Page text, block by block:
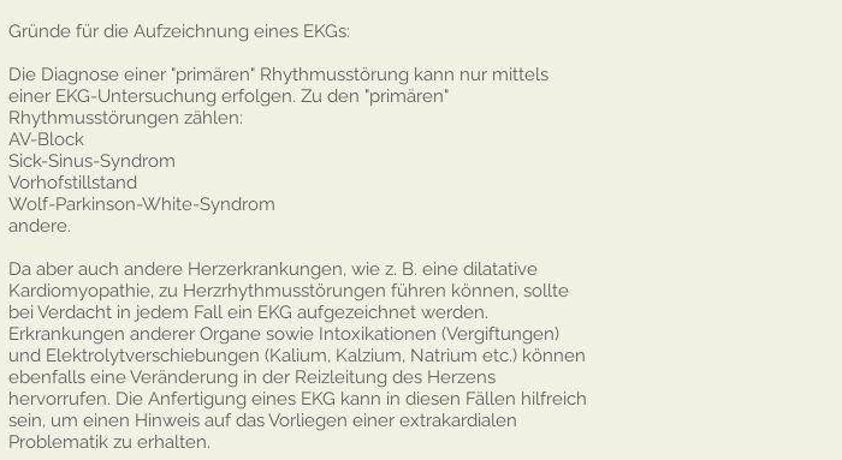
Gründe für die Aufzeichnung eines EKGs:
Die Diagnose einer "primären" Rhythmusstörung kann nur mittels
einer EKG-Untersuchung erfolgen. Zu den "primären"
Rhythmusstörungen zählen:
AV-Block
Sick-Sinus-Syndrom
Vorhofstillstand
Wolf-Parkinson-White-Syndrom
andere.
Da aber auch andere Herzerkrankungen, wie z. B. eine dilatative
Kardiomyopathie, zu Herzrhythmusstörungen führen können, sollte
bei Verdacht in jedem Fall ein EKG aufgezeichnet werden.
Erkrankungen anderer Organe sowie Intoxikationen (Vergiftungen)
und Elektrolytverschiebungen (Kalium, Kalzium, Natrium etc.) können
ebenfalls eine Veränderung in der Reizleitung des Herzens
hervorrufen. Die Anfertigung eines EKG kann in diesen Fällen hilfreich
sein, um einen Hinweis auf das Vorliegen einer extrakardialen
Problematik zu erhalten.